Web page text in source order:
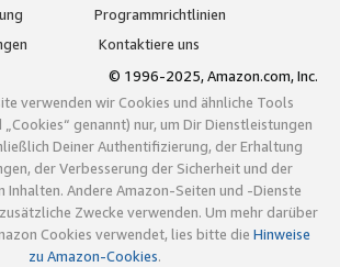
Programmrichtlinien
Kontaktiere uns
© 1996-2025, Amazon.com, Inc.
verwenden wir Cookies und ähnliche Tools
genannt) nur, um Dir Dienstleistungen
Deiner Authentifizierung, der Erhaltung
der Verbesserung der Sicherheit und der
Inhalten. Andere Amazon-Seiten und -Dienste
Zwecke verwenden. Um mehr darüber
Cookies verwendet, lies bitte die Hinweise
zu Amazon-Cookies.